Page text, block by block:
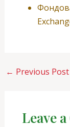
← Previous Post
Leave